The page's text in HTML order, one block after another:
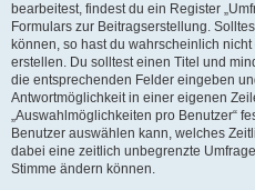
bearbeitest, findest du ein Register
Formulars zur Beitragserstellung.
können, so hast du wahrscheinlich
erstellen. Du solltest einen Titel und
die entsprechenden Felder eingeben
Antwortmöglichkeit in einer eigenen
„Auswahlmöglichkeiten pro Benutzer“
Benutzer auswählen kann, welches
dabei eine zeitlich unbegrenzte
Stimme ändern können.